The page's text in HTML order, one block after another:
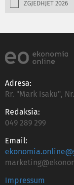
ZGJEDHJET 2026
Adresa:
Rr. "Mark Isaku",
Redaksia:
049 289 299
Email:
Impressum